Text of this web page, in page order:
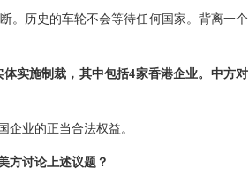
。历史的车轮不会等待任何国家。背离一个
实施制裁，其中包括4家香港企业。中方对
业的正当合法权益。
方讨论上述议题？